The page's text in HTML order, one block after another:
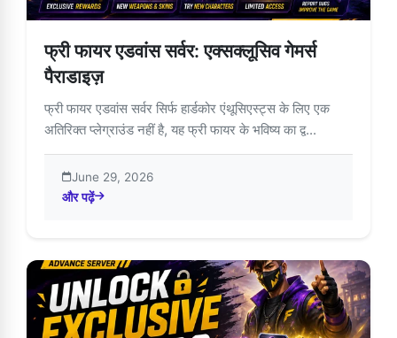
फ्री फायर एडवांस सर्वर: एक्सक्लूसिव गेमर्स
पैराडाइज़
फ्री फायर एडवांस सर्वर सिर्फ हार्डकोर एंथूसिएस्ट्स के लिए एक
अतिरिक्त प्लेग्राउंड नहीं है, यह फ्री फायर के भविष्य का द्व...
June 29, 2026
और पढ़ें
about फ्री फायर एडवांस सर्वर: एक्सक्लूसिव गेमर्स पैराडाइज़